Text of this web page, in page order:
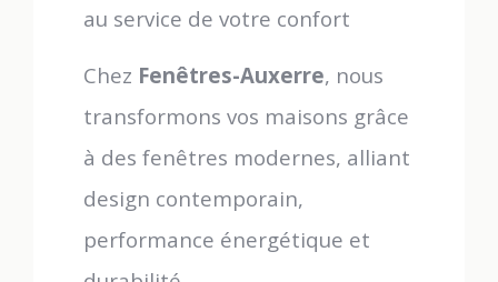
au service de votre confort
Chez Fenêtres-Auxerre, nous
transformons vos maisons grâce
à des fenêtres modernes, alliant
design contemporain,
performance énergétique et